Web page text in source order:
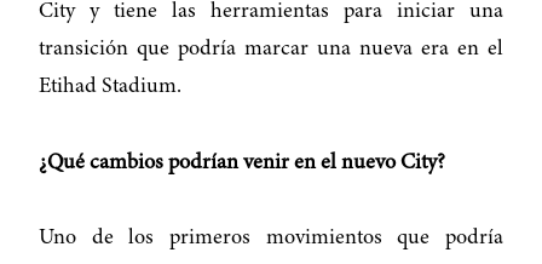
City y tiene las herramientas para iniciar una
transición que podría marcar una nueva era en el
Etihad Stadium.
¿Qué cambios podrían venir en el nuevo City?
Uno de los primeros movimientos que podría